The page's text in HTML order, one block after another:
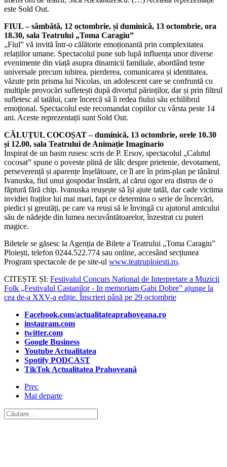
este Sold Out.
FIUL – sâmbătă, 12 octombrie, și duminică, 13 octombrie, ora
18.30, sala Teatrului „Toma Caragiu”
„Fiul” vă invită într-o călătorie emoționantă prin complexitatea
relațiilor umane. Spectacolul pune sub lupă influența unor diverse
evenimente din viață asupra dinamicii familiale, abordând teme
universale precum iubirea, pierderea, comunicarea și identitatea,
văzute prin prisma lui Nicolas, un adolescent care se confruntă cu
multiple provocări sufletești după divorțul părinților, dar și prin filtrul
sufletesc al tatălui, care încercă să îi redea fiului său echilibrul
emoțional. Spectacolul este recomandat copiilor cu vârsta peste 14
ani. Aceste reprezentații sunt Sold Out.
CĂLUȚUL COCOȘAT – duminică, 13 octombrie, orele 10.30
și 12.00, sala Teatrului de Animație Imaginario
Inspirat de un basm rusesc scris de P. Ersov, spectacolul „Calutul
cocosat” spune o poveste plină de tâlc despre prietenie, devotament,
perseverență și aparențe înșelătoare, ce îl are în prim-plan pe tânărul
Ivanuska, fiul unui gospodar înstărit, al cărui ogor era distrus de o
făptură fără chip. Ivanuska reușește să își ajute tatăl, dar cade victima
invidiei fraților lui mai mari, fapt ce determina o serie de încercări,
piedici și greutăți, pe care va reuși să le învingă cu ajutorul amicului
său de nădejde din lumea necuvântătoarelor, înzestrat cu puteri
magice.
Biletele se găsesc la Agenția de Bilete a Teatrului „Toma Caragiu”
Ploiești, telefon 0244.522.774 sau online, accesând secțiunea
Program spectacole de pe site-ul www.teatruploiesti.ro.
CITEȘTE ȘI: Festivalul Concurs Național de Interpretare a Muzicii
Folk „Festivalul Castanilor - In memoriam Gabi Dobre” ajunge la
cea de-a XXV-a ediție. Înscrieri până pe 29 octombrie
Facebook.com/actualitateaprahoveana.ro
instagram.com
twitter.com
Google Business
Youtube Actualitatea
Spotify PODCAST
TikTok Actualitatea Prahoveană
Prec
Mai departe